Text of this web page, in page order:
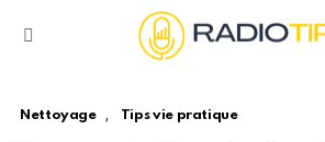
Nettoyage , Tips vie pratique